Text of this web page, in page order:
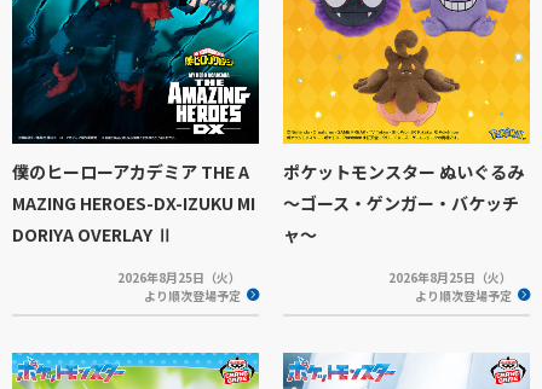
僕のヒーローアカデミア THE A
MAZING HEROES-DX-IZUKU MI
DORIYA OVERLAY Ⅱ
2026年8月25日（火）
より順次登場予定
ポケットモンスター ぬいぐるみ
～ゴース・ゲンガー・バケッチ
ャ～
2026年8月25日（火）
より順次登場予定